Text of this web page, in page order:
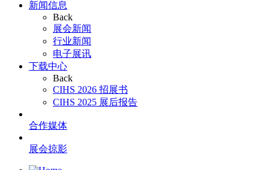
新闻信息
Back
展会新闻
行业新闻
电子展讯
下载中心
Back
CIHS 2026 招展书
CIHS 2025 展后报告
合作媒体
展会掠影